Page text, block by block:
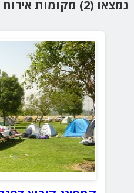
נמצאו (2) מקומות אירוח